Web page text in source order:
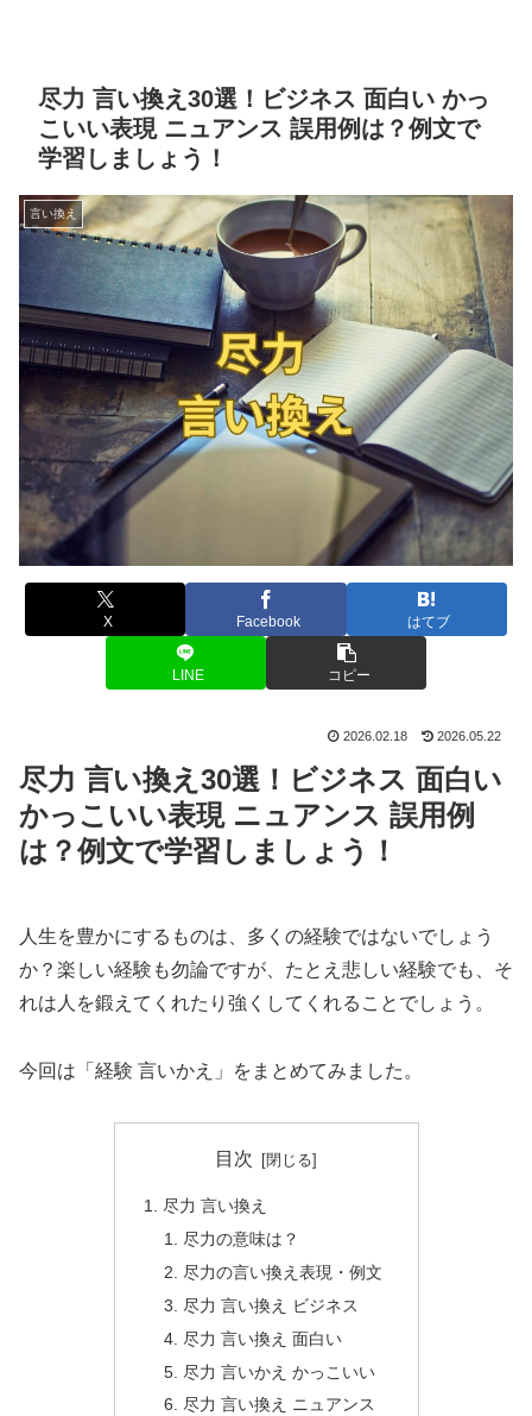
尽力 言い換え30選！ビジネス 面白い かっ
こいい表現 ニュアンス 誤用例は？例文で
学習しましょう！
言い換え
X Facebook はてブ
LINE コピー
2026.02.18 2026.05.22
尽力 言い換え30選！ビジネス 面白い
かっこいい表現 ニュアンス 誤用例
は？例文で学習しましょう！
人生を豊かにするものは、多くの経験ではないでしょう
か？楽しい経験も勿論ですが、たとえ悲しい経験でも、そ
れは人を鍛えてくれたり強くしてくれることでしょう。
今回は「経験 言いかえ」をまとめてみました。
目次
尽力 言い換え
尽力の意味は？
尽力の言い換え表現・例文
尽力 言い換え ビジネス
尽力 言い換え 面白い
尽力 言いかえ かっこいい
尽力 言い換え ニュアンス